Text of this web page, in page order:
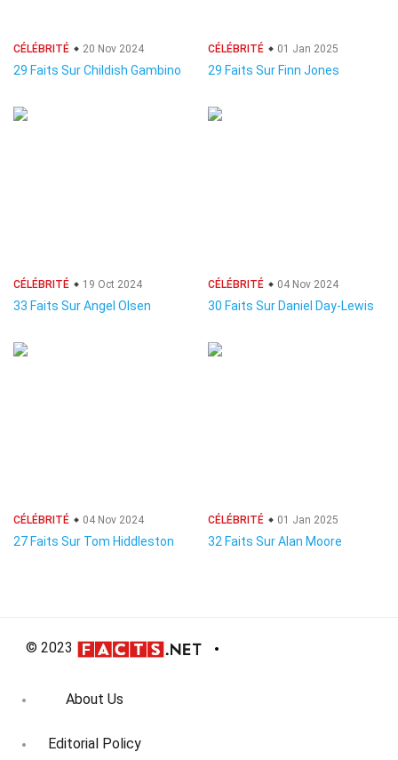
CÉLÉBRITÉ 20 Nov 2024
29 Faits Sur Childish Gambino
CÉLÉBRITÉ 01 Jan 2025
29 Faits Sur Finn Jones
CÉLÉBRITÉ 19 Oct 2024
33 Faits Sur Angel Olsen
CÉLÉBRITÉ 04 Nov 2024
30 Faits Sur Daniel Day-Lewis
CÉLÉBRITÉ 04 Nov 2024
27 Faits Sur Tom Hiddleston
CÉLÉBRITÉ 01 Jan 2025
32 Faits Sur Alan Moore
© 2023
About Us
Editorial Policy